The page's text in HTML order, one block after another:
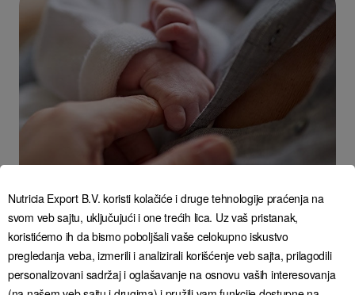
Upoznavanje vaše bebe
PROČITAJTE VIŠE
Nutricia Export B.V. koristi kolačiće i druge tehnologije praćenja na
svom veb sajtu, uključujući i one trećih lica. Uz vaš pristanak,
koristićemo ih da bismo poboljšali vaše celokupno iskustvo
pregledanja veba, izmerili i analizirali korišćenje veb sajta, prilagodili
personalizovani sadržaj i oglašavanje na osnovu vaših interesovanja